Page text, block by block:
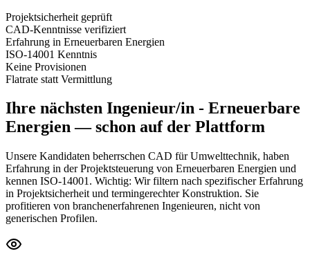
Projektsicherheit geprüft
CAD-Kenntnisse verifiziert
Erfahrung in Erneuerbaren Energien
ISO-14001 Kenntnis
Keine Provisionen
Flatrate statt Vermittlung
Ihre nächsten Ingenieur/in - Erneuerbare
Energien— schon auf der Plattform
Unsere Kandidaten beherrschen CAD für Umwelttechnik, haben
Erfahrung in der Projektsteuerung von Erneuerbaren Energien und
kennen ISO-14001. Wichtig: Wir filtern nach spezifischer Erfahrung
in Projektsicherheit und termingerechter Konstruktion. Sie
profitieren von branchenerfahrenen Ingenieuren, nicht von
generischen Profilen.